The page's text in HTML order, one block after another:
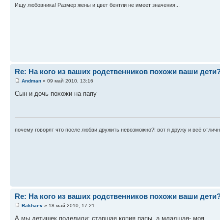
Ищу любовника! Размер жены и цвет бентли не имеет значения...
Re: На кого из ваших родственников похожи ваши
Andman » 09 май 2010, 13:16
Сын и дочь похожи на папу
почему говорят что после любви дружить невозможно?! вот я дружу и всё
Re: На кого из ваших родственников похожи ваши
Rakhaev » 18 май 2010, 17:21
А мы детишек поделили: старшая копия папы, а младшая- моя.